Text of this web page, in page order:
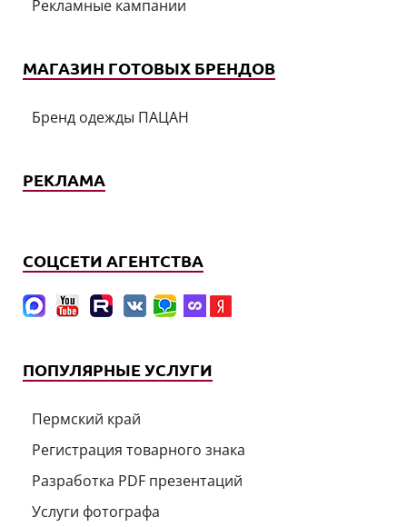
Рекламные кампании
МАГАЗИН ГОТОВЫХ БРЕНДОВ
Бренд одежды ПАЦАН
РЕКЛАМА
СОЦСЕТИ АГЕНТСТВА
ПОПУЛЯРНЫЕ УСЛУГИ
Пермский край
Регистрация товарного знака
Разработка PDF презентаций
Услуги фотографа